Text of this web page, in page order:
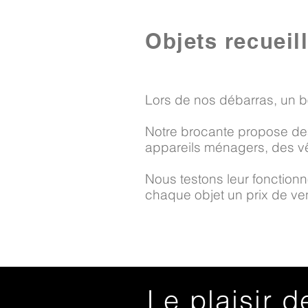
Objets
Lors de nos débarras, un
Notre brocante propose
appareils ménagers, des
Nous testons leur
chaque objet un prix de
Le plaisir